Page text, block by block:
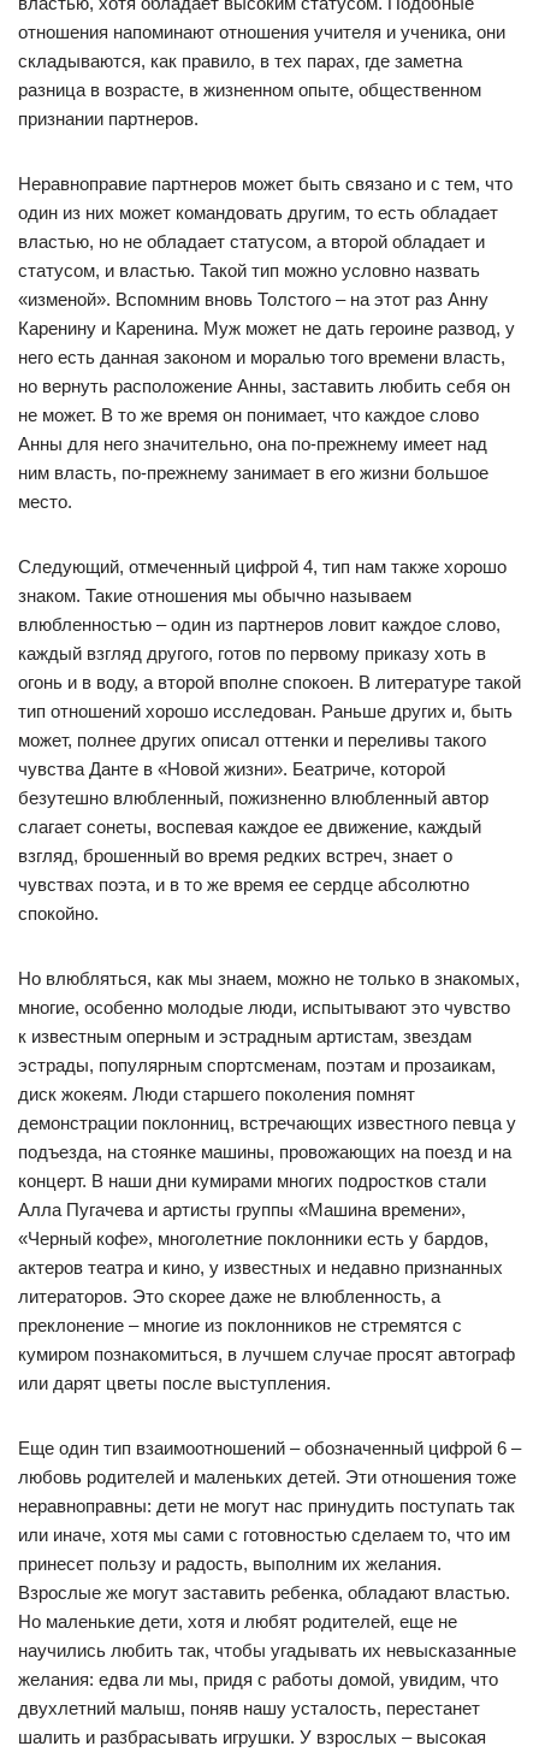
отношения напоминают отношения учителя и ученика, они
складываются, как правило, в тех парах, где заметна
разница в возрасте, в жизненном опыте, общественном
признании партнеров.
Неравноправие партнеров может быть связано и с тем, что
один из них может командовать другим, то есть обладает
властью, но не обладает статусом, а второй обладает и
статусом, и властью. Такой тип можно условно назвать
«изменой». Вспомним вновь Толстого – на этот раз Анну
Каренину и Каренина. Муж может не дать героине развод, у
него есть данная законом и моралью того времени власть,
но вернуть расположение Анны, заставить любить себя он
не может. В то же время он понимает, что каждое слово
Анны для него значительно, она по-прежнему имеет над
ним власть, по-прежнему занимает в его жизни большое
место.
Следующий, отмеченный цифрой 4, тип нам также хорошо
знаком. Такие отношения мы обычно называем
влюбленностью – один из партнеров ловит каждое слово,
каждый взгляд другого, готов по первому приказу хоть в
огонь и в воду, а второй вполне спокоен. В литературе такой
тип отношений хорошо исследован. Раньше других и, быть
может, полнее других описал оттенки и переливы такого
чувства Данте в «Новой жизни». Беатриче, которой
безутешно влюбленный, пожизненно влюбленный автор
слагает сонеты, воспевая каждое ее движение, каждый
взгляд, брошенный во время редких встреч, знает о
чувствах поэта, и в то же время ее сердце абсолютно
спокойно.
Но влюбляться, как мы знаем, можно не только в знакомых,
многие, особенно молодые люди, испытывают это чувство
к известным оперным и эстрадным артистам, звездам
эстрады, популярным спортсменам, поэтам и прозаикам,
диск жокеям. Люди старшего поколения помнят
демонстрации поклонниц, встречающих известного певца у
подъезда, на стоянке машины, провожающих на поезд и на
концерт. В наши дни кумирами многих подростков стали
Алла Пугачева и артисты группы «Машина времени»,
«Черный кофе», многолетние поклонники есть у бардов,
актеров театра и кино, у известных и недавно признанных
литераторов. Это скорее даже не влюбленность, а
преклонение – многие из поклонников не стремятся с
кумиром познакомиться, в лучшем случае просят автограф
или дарят цветы после выступления.
Еще один тип взаимоотношений – обозначенный цифрой 6 –
любовь родителей и маленьких детей. Эти отношения тоже
неравноправны: дети не могут нас принудить поступать так
или иначе, хотя мы сами с готовностью сделаем то, что им
принесет пользу и радость, выполним их желания.
Взрослые же могут заставить ребенка, обладают властью.
Но маленькие дети, хотя и любят родителей, еще не
научились любить так, чтобы угадывать их невысказанные
желания: едва ли мы, придя с работы домой, увидим, что
двухлетний малыш, поняв нашу усталость, перестанет
шалить и разбрасывать игрушки. У взрослых – высокая